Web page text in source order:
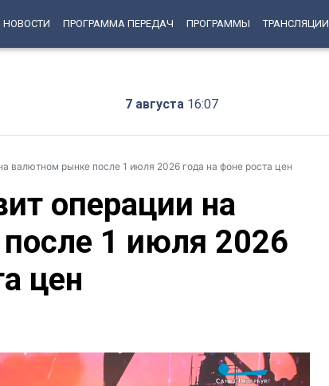
НОВОСТИ ПРОГРАММА ПЕРЕДАЧ ПРОГРАММЫ ТРАНСЛЯЦИИ
7 августа 16:07
валютном рынке после 1 июля 2026 года на фоне роста цен
операции на
1 июля 2026
цен